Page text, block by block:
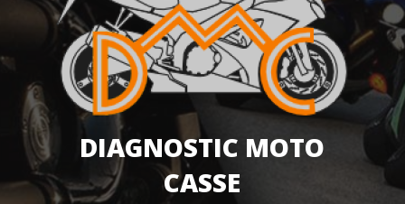
DIAGNOSTIC MOTO
CASSE